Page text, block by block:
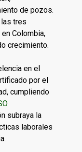
de pozos.
tres
Colombia,
crecimiento.
en el
por el
cumpliendo
subraya la
laborales